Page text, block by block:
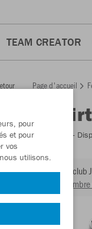
TEAM CREATOR
Page d'accueil
T-
d’article: -
tant que membre du club
Devenir
pour
et pour
vos
utilisons.